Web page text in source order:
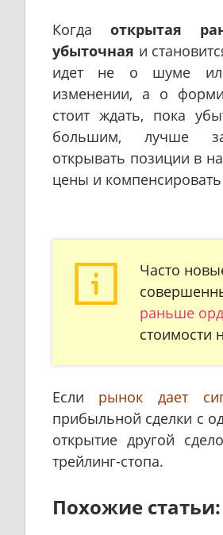
Когда открытая
убыточная и
идет не о шуме или
изменении, а о
стоит ждать, пока
большим, лучше
открывать позиции в
цены и
Часто
раньше
стоимости
Если рынок дает
прибыльной сделки с
открытие другой
трейлинг-стопа.
Похожие статьи: